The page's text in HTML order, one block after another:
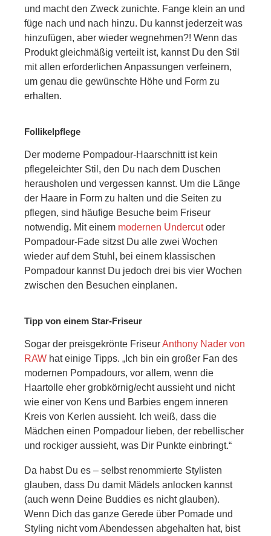
und macht den Zweck zunichte. Fange klein an und
füge nach und nach hinzu. Du kannst jederzeit was
hinzufügen, aber wieder wegnehmen?! Wenn das
Produkt gleichmäßig verteilt ist, kannst Du den Stil
mit allen erforderlichen Anpassungen verfeinern,
um genau die gewünschte Höhe und Form zu
erhalten.
Follikelpflege
Der moderne Pompadour-Haarschnitt ist kein
pflegeleichter Stil, den Du nach dem Duschen
herausholen und vergessen kannst. Um die Länge
der Haare in Form zu halten und die Seiten zu
pflegen, sind häufige Besuche beim Friseur
notwendig. Mit einem modernen Undercutoder
Pompadour-Fade sitzst Du alle zwei Wochen
wieder auf dem Stuhl, bei einem klassischen
Pompadour kannst Du jedoch drei bis vier Wochen
zwischen den Besuchen einplanen.
Tipp von einem Star-Friseur
Sogar der preisgekrönte FriseurAnthony Nader von
RAW hat einige Tipps. „Ich bin ein großer Fan des
modernen Pompadours, vor allem, wenn die
Haartolle eher grobkörnig/echt aussieht und nicht
wie einer von Kens und Barbies engem inneren
Kreis von Kerlen aussieht. Ich weiß, dass die
Mädchen einen Pompadour lieben, der rebellischer
und rockiger aussieht, was Dir Punkte einbringt.“
Da habst Du es – selbst renommierte Stylisten
glauben, dass Du damit Mädels anlocken kannst
(auch wenn Deine Buddies es nicht glauben).
Wenn Dich das ganze Gerede über Pomade und
Styling nicht vom Abendessen abgehalten hat, bist